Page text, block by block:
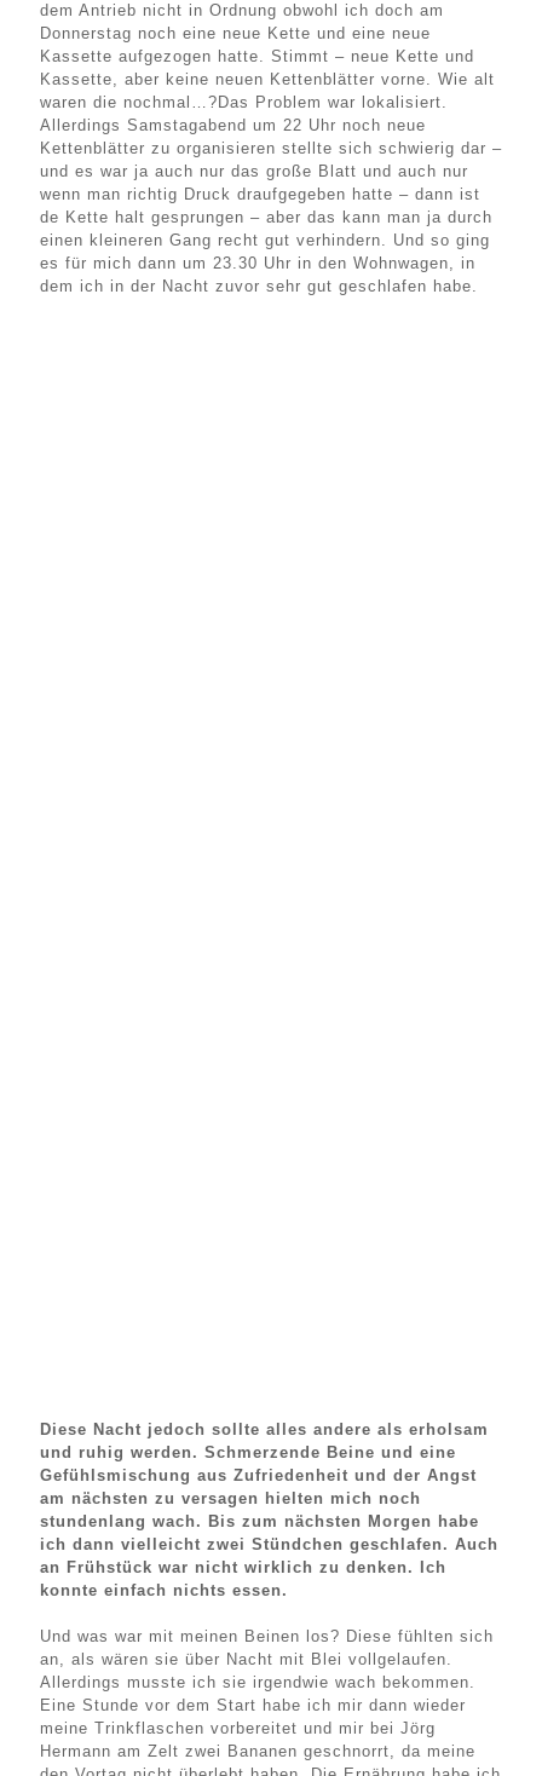
dem Antrieb nicht in Ordnung obwohl ich doch am
Donnerstag noch eine neue Kette und eine neue
Kassette aufgezogen hatte. Stimmt – neue Kette und
Kassette, aber keine neuen Kettenblätter vorne. Wie alt
waren die nochmal…?Das Problem war lokalisiert.
Allerdings Samstagabend um 22 Uhr noch neue
Kettenblätter zu organisieren stellte sich schwierig dar –
und es war ja auch nur das große Blatt und auch nur
wenn man richtig Druck draufgegeben hatte – dann ist
de Kette halt gesprungen – aber das kann man ja durch
einen kleineren Gang recht gut verhindern. Und so ging
es für mich dann um 23.30 Uhr in den Wohnwagen, in
dem ich in der Nacht zuvor sehr gut geschlafen habe.
Diese Nacht jedoch sollte alles andere als erholsam
und ruhig werden. Schmerzende Beine und eine
Gefühlsmischung aus Zufriedenheit und der Angst
am nächsten zu versagen hielten mich noch
stundenlang wach. Bis zum nächsten Morgen habe
ich dann vielleicht zwei Stündchen geschlafen. Auch
an Frühstück war nicht wirklich zu denken. Ich
konnte einfach nichts essen.
Und was war mit meinen Beinen los? Diese fühlten sich
an, als wären sie über Nacht mit Blei vollgelaufen.
Allerdings musste ich sie irgendwie wach bekommen.
Eine Stunde vor dem Start habe ich mir dann wieder
meine Trinkflaschen vorbereitet und mir bei Jörg
Hermann am Zelt zwei Bananen geschnorrt, da meine